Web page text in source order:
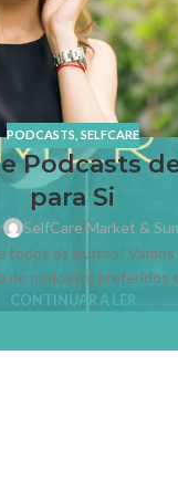
PODCASTS SELFCARE
Podcasts
para Si
SelfCare Market &
os outros! Vamos
de podcasts preferidos
CONTINUAR A LER